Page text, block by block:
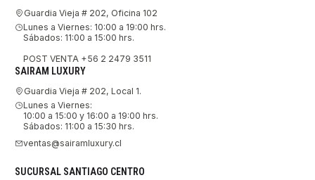
Guardia Vieja # 202, Oficina 102
Lunes a Viernes: 10:00 a 19:00 hrs.
Sábados: 11:00 a 15:00 hrs.
POST VENTA +56 2 2479 3511
SAIRAM LUXURY
Guardia Vieja # 202, Local 1.
Lunes a Viernes:
10:00 a 15:00 y 16:00 a 19:00 hrs.
Sábados: 11:00 a 15:30 hrs.
ventas@sairamluxury.cl
SUCURSAL SANTIAGO CENTRO